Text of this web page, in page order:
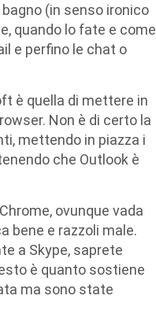
(in senso ironico
quando lo fate e come
e perfino le chat o
è quella di mettere in
Non è di certo la
mettendo in piazza i
che Outlook è
ovunque vada
bene e razzoli male.
a Skype, saprete
è quanto sostiene
ma sono state